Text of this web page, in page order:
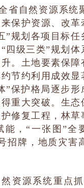
省自然资源系
保护资源、改
”规划各项目标
四级三类”规划
。土地要素保
节约利用成效
”保护格局逐步
重大突破。生
修复工程，林
能，“一张图”全
招牌，地质灾害
资源系统重点